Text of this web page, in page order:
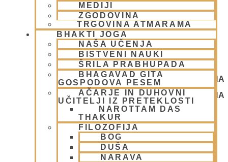
MEDIJI
ZGODOVINA
TRGOVINA ATMARAMA
BHAKTI JOGA
NAŠA UČENJA
BISTVENI NAUKI
ŠRILA PRABHUPADA
BHAGAVAD GITA
GOSPODOVA PESEM
AČARJE IN DUHOVNI
UČITELJI IZ PRETEKLOSTI
NAROTTAM DAS
THAKUR
FILOZOFIJA
BOG
DUŠA
NARAVA
NEDELJSKO SREČANJE - CENTER HARE KRIŠNA
LJUBLJANA
NEDELJSKO SREČANJE - CENTER HARE KRIŠNA
LJUBLJANA